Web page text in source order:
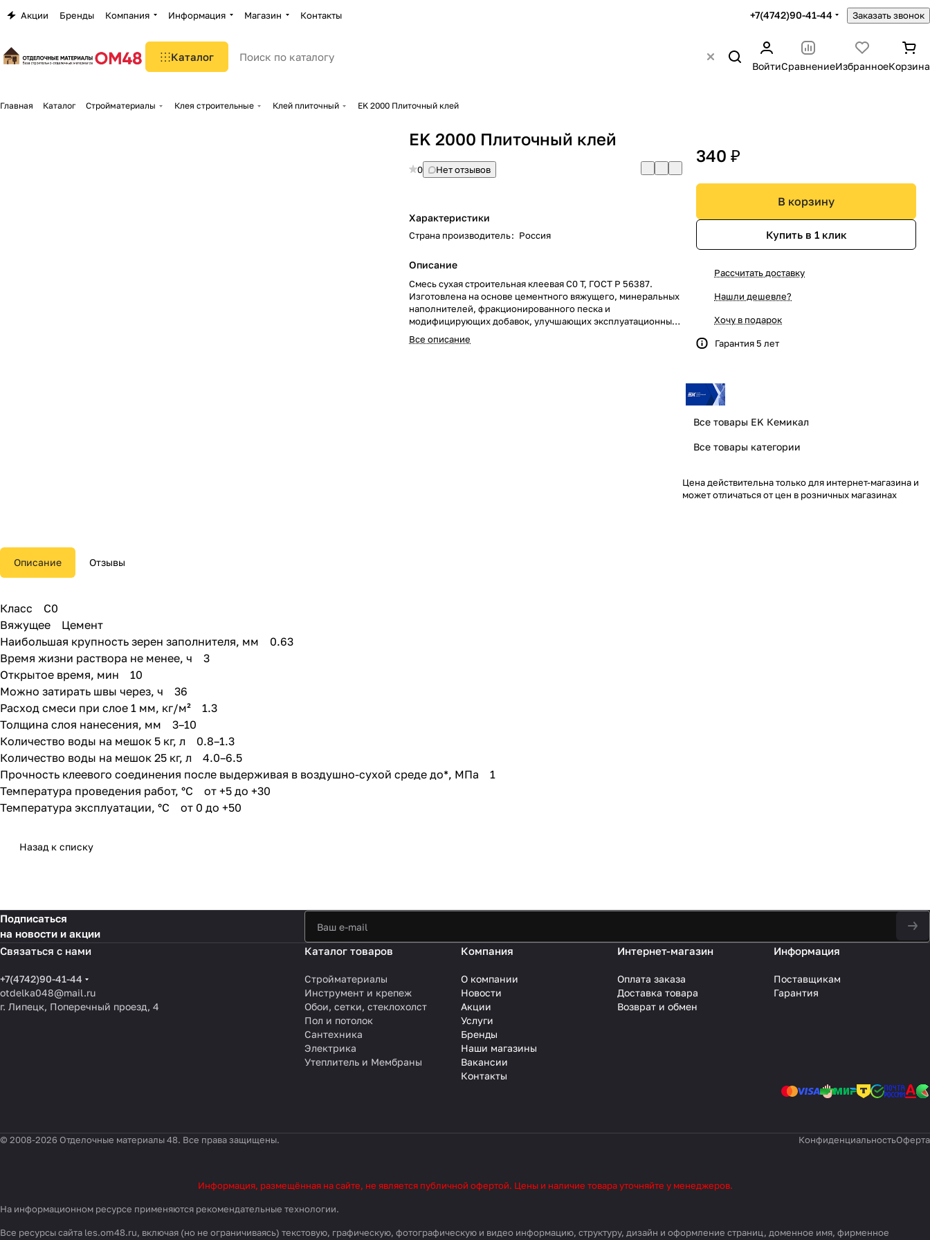
Акции Бренды Компания Информация Магазин Контакты +7(4742)90-41-44 Заказать звонок
Каталог
ВойтиСравнениеИзбранноеКорзина
Главная Каталог Стройматериалы Клея строительные Клей плиточный EK 2000 Плиточный клей
EK 2000 Плиточный клей
0 Нет отзывов
Характеристики
Страна производитель: Россия
Описание
Смесь сухая строительная клеевая С0 T, ГОСТ Р 56387.
Изготовлена на основе цементного вяжущего, минеральных
наполнителей, фракционированного песка и
модифицирующих добавок, улучшающих эксплуатационные
свойства
.
Все описание
340 ₽
В корзину
Купить в 1 клик
Рассчитать доставку
Нашли дешевле?
Хочу в подарок
Гарантия 5 лет
Все товары EK Кемикал
Все товары категории
Цена действительна только для интернет-магазина и
может отличаться от цен в розничных магазинах
Описание Отзывы
Класс С0
Вяжущее Цемент
Наибольшая крупность зерен заполнителя, мм 0.63
Время жизни раствора не менее, ч 3
Открытое время, мин 10
Можно затирать швы через, ч 36
Расход смеси при слое 1 мм, кг/м² 1.3
Толщина слоя нанесения, мм 3–10
Количество воды на мешок 5 кг, л 0.8–1.3
Количество воды на мешок 25 кг, л 4.0–6.5
Прочность клеевого соединения после выдерживая в воздушно-сухой среде до*, МПа 1
Температура проведения работ, °С от +5 до +30
Температура эксплуатации, °С от 0 до +50
Назад к списку
Подписаться
на новости и акции
Связаться с нами
+7(4742)90-41-44
otdelka048@mail.ru
г. Липецк, Поперечный проезд, 4
Каталог товаров
Стройматериалы
Инструмент и крепеж
Обои, сетки, стеклохолст
Пол и потолок
Сантехника
Электрика
Утеплитель и Мембраны
Компания
О компании
Новости
Акции
Услуги
Бренды
Наши магазины
Вакансии
Контакты
Интернет-магазин
Оплата заказа
Доставка товара
Возврат и обмен
Информация
Поставщикам
Гарантия
© 2008-2026 Отделочные материалы 48. Все права защищены. КонфиденциальностьОферта
Информация, размещённая на сайте, не является публичной офертой. Цены и наличие товара уточняйте у менеджеров.
На информационном ресурсе применяются рекомендательные технологии.
Все ресурсы сайта les.om48.ru, включая (но не ограничиваясь) текстовую, графическую, фотографическую и видео информацию, структуру, дизайн и оформление страниц, доменное имя, фирменное